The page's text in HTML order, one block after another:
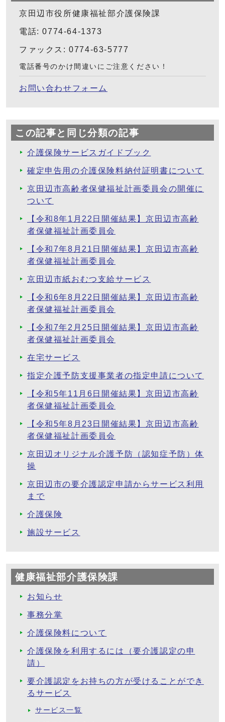
京田辺市役所健康福祉部介護保険課
電話: 0774-64-1373
ファックス: 0774-63-5777
電話番号のかけ間違いにご注意ください！
お問い合わせフォーム
この記事と同じ分類の記事
介護保険サービスガイドブック
確定申告用の介護保険料納付証明書について
京田辺市高齢者保健福祉計画委員会の開催に
ついて
【令和8年1月22日開催結果】京田辺市高齢
者保健福祉計画委員会
【令和7年8月21日開催結果】京田辺市高齢
者保健福祉計画委員会
京田辺市紙おむつ支給サービス
【令和6年8月22日開催結果】京田辺市高齢
者保健福祉計画委員会
【令和7年2月25日開催結果】京田辺市高齢
者保健福祉計画委員会
在宅サービス
指定介護予防支援事業者の指定申請について
【令和5年11月6日開催結果】京田辺市高齢
者保健福祉計画委員会
【令和5年8月23日開催結果】京田辺市高齢
者保健福祉計画委員会
京田辺オリジナル介護予防（認知症予防）体
操
京田辺市の要介護認定申請からサービス利用
まで
介護保険
施設サービス
健康福祉部介護保険課
お知らせ
事務分掌
介護保険料について
介護保険を利用するには（要介護認定の申
請）
要介護認定をお持ちの方が受けることができ
るサービス
サービス一覧